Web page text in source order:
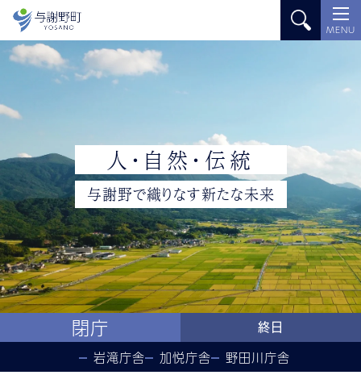
MENU
人 ・ 自 然 ・ 伝統
与謝野で織りなす新たな未来
閉庁 終日
岩滝庁舎 加悦庁舎 野田川庁舎